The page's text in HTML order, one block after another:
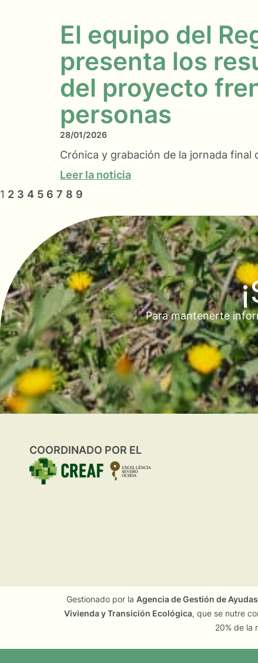
El equipo del
presenta los
del proyecto
personas
28/01/2026
Crónica y grabación de la jornada final
Leer la noticia
1 2 3 4 5 6 7 8 9
Para mantenerte
COORDINADO POR EL
Gestionado por la Agencia de Gestión de
Vivienda y Transición Ecológica, que se nutre
20% de la